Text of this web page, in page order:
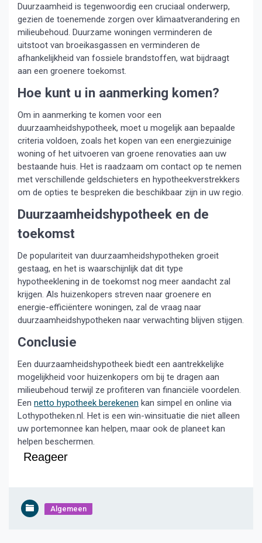
Duurzaamheid is tegenwoordig een cruciaal onderwerp,
gezien de toenemende zorgen over klimaatverandering en
milieubehoud. Duurzame woningen verminderen de
uitstoot van broeikasgassen en verminderen de
afhankelijkheid van fossiele brandstoffen, wat bijdraagt
aan een groenere toekomst.
Hoe kunt u in aanmerking komen?
Om in aanmerking te komen voor een
duurzaamheidshypotheek, moet u mogelijk aan bepaalde
criteria voldoen, zoals het kopen van een energiezuinige
woning of het uitvoeren van groene renovaties aan uw
bestaande huis. Het is raadzaam om contact op te nemen
met verschillende geldschieters en hypotheekverstrekkers
om de opties te bespreken die beschikbaar zijn in uw regio.
Duurzaamheidshypotheek en de
toekomst
De populariteit van duurzaamheidshypotheken groeit
gestaag, en het is waarschijnlijk dat dit type
hypotheeklening in de toekomst nog meer aandacht zal
krijgen. Als huizenkopers streven naar groenere en
energie-efficiëntere woningen, zal de vraag naar
duurzaamheidshypotheken naar verwachting blijven stijgen.
Conclusie
Een duurzaamheidshypotheek biedt een aantrekkelijke
mogelijkheid voor huizenkopers om bij te dragen aan
milieubehoud terwijl ze profiteren van financiële voordelen.
Een netto hypotheek berekenen kan simpel en online via
Lothypotheken.nl. Het is een win-winsituatie die niet alleen
uw portemonnee kan helpen, maar ook de planeet kan
helpen beschermen.
Reageer
Algemeen